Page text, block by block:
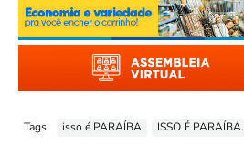
Tags isso é PARAÍBA ISSO É PARAÍBA.